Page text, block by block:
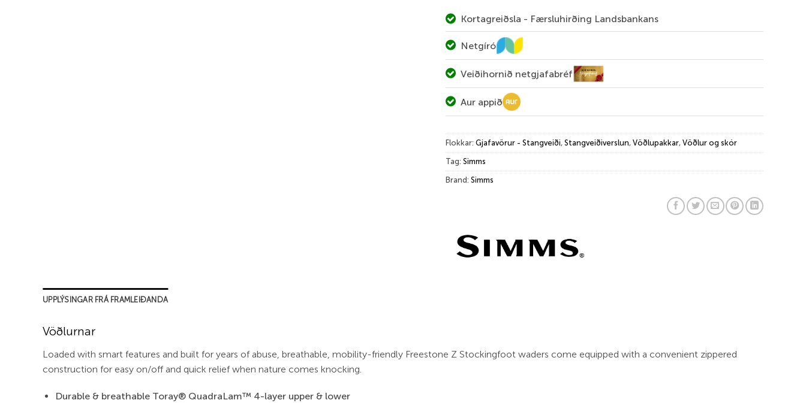
Kortagreiðsla - Færsluhirðing Landsbankans
Netgíró
Veiðihornið netgjafabréf
Aur appið
Flokkar: Gjafavörur - Stangveiði, Stangveiðiverslun, Vöðlupakkar, Vöðlur og skór
Tag: Simms
Brand: Simms
UPPLÝSINGAR FRÁ FRAMLEIÐANDA
Vöðlurnar
Loaded with smart features and built for years of abuse, breathable, mobility-friendly Freestone Z Stockingfoot waders come equipped with a convenient zippered
construction for easy on/off and quick relief when nature comes knocking.
Durable & breathable Toray® QuadraLam™ 4-layer upper & lower